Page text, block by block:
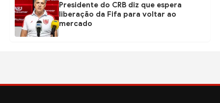
Presidente do CRB diz que espera
liberação da Fifa para voltar ao
mercado